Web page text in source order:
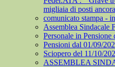
migliaia di posti
comunicato stampa -
Assemblea Sindacale
Personale in Pensione
Pensioni dal 01/09/
Sciopero del 11/10/
ASSEMBLEA